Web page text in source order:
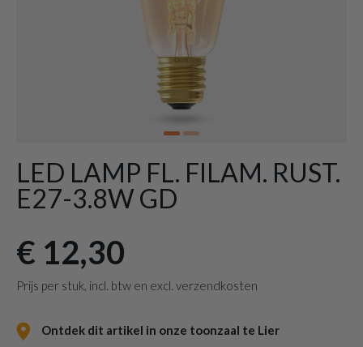
LED LAMP FL. FILAM. RUST.
E27-3.8W GD
€ 12,30
Prijs per stuk, incl. btw en excl. verzendkosten
Ontdek dit artikel in onze toonzaal te Lier